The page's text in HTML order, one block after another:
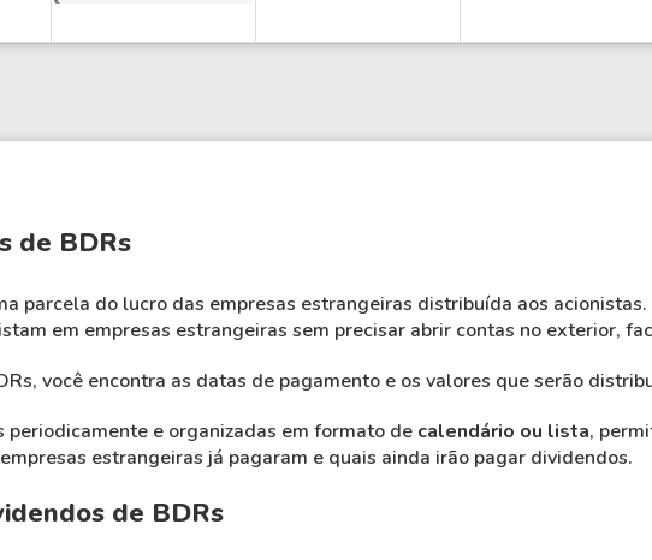
de BDRs
parcela do lucro das empresas estrangeiras distribuída aos
em empresas estrangeiras sem precisar abrir contas no exterior,
você encontra as datas de pagamento e os valores que serão
e organizadas em formato de calendário ou lista,
estrangeiras já pagaram e quais ainda irão pagar dividendos.
de BDRs